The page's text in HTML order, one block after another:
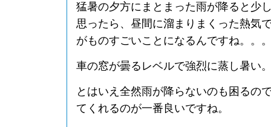
猛暑の夕方にまとまった雨が降ると少
思ったら、昼間に溜まりまくった熱気
がものすごいことになるんですね。。
車の窓が曇るレベルで強烈に蒸し暑い
とはいえ全然雨が降らないのも困るの
てくれるのが一番良いですね。